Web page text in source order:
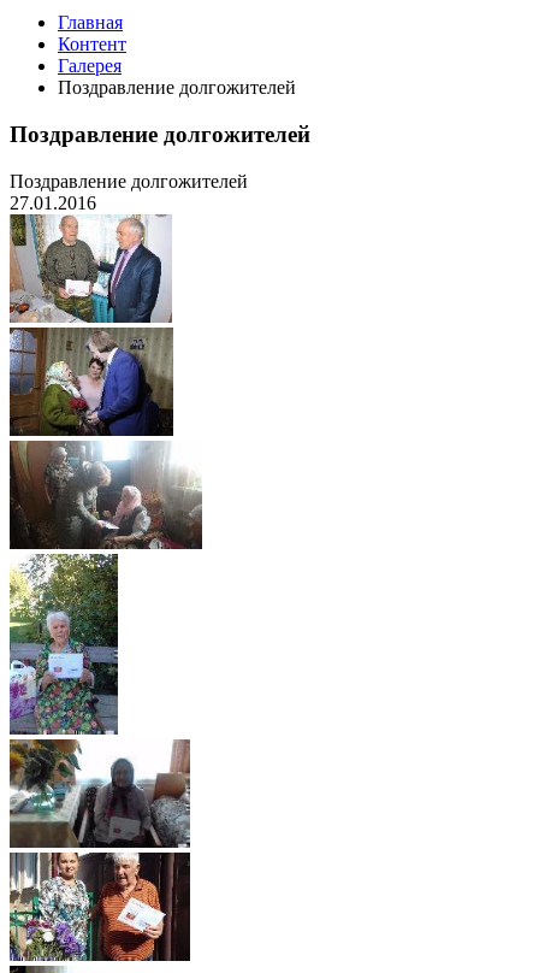
Главная
Контент
Галерея
Поздравление долгожителей
Поздравление долгожителей
Поздравление долгожителей
27.01.2016